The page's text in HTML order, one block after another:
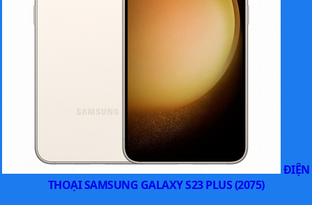
ĐIỆN
THOẠI SAMSUNG GALAXY S23 PLUS (2075)